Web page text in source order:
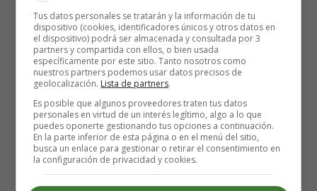
El sueño REM es importante para el desarrollo del
cerebro y el sistema nervioso del feto. Durante esta
etapa, se cree que el bebé puede estar procesando
experiencias sensoriales y emocionales, preparándose
para la vida fuera del útero.
¿Por Qué los Bebés
Duermen Tanto en el
Útero?
Tus datos personales se tratarán y la información de tu
dispositivo (cookies, identificadores únicos y otros datos en
el dispositivo) podrá ser almacenada y consultada por 3
partners y compartida con ellos, o bien usada
específicamente por este sitio. Tanto nosotros como
nuestros partners podemos usar datos precisos de
geolocalización. Lista de partners.
Es posible que algunos proveedores traten tus datos
personales en virtud de un interés legítimo, algo a lo que
puedes oponerte gestionando tus opciones a continuación.
En la parte inferior de esta página o en el menú del sitio,
busca un enlace para gestionar o retirar el consentimiento en
la configuración de privacidad y cookies.